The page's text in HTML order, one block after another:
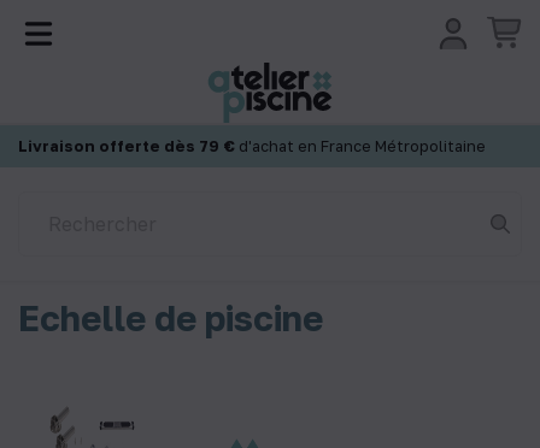
Livraison offerte dès 79 € d'achat en France Métropolitaine
Echelle de piscine